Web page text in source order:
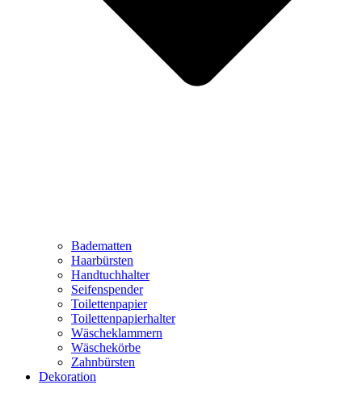
Badematten
Haarbürsten
Handtuchhalter
Seifenspender
Toilettenpapier
Toilettenpapierhalter
Wäscheklammern
Wäschekörbe
Zahnbürsten
Dekoration